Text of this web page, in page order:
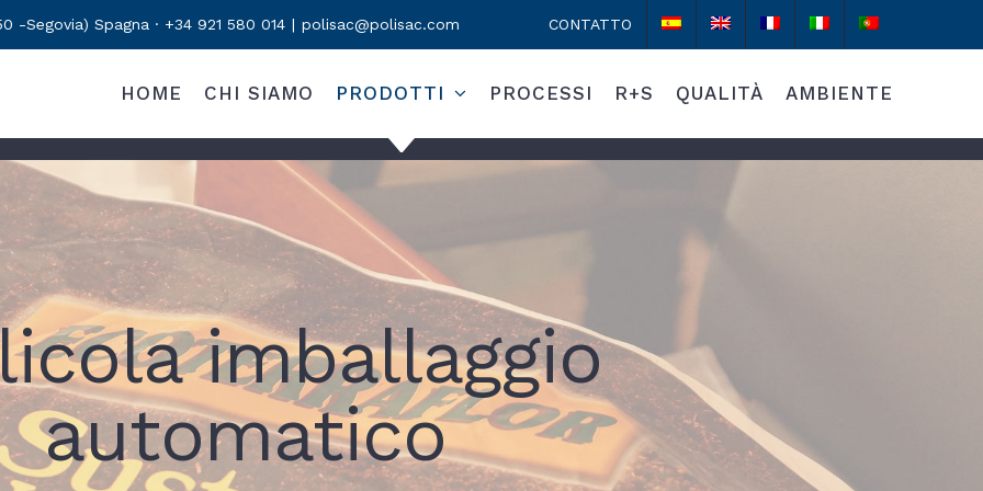
-Segovia) Spagna · +34 921 580 014 | polisac@polisac.com CONTATTO
HOME CHI SIAMO PRODOTTI PROCESSI R+S QUALITÀ AMBIENTE
imballaggio
automatico